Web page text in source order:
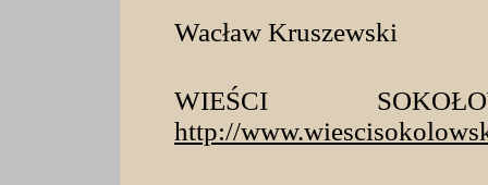
Wacław Kruszewski
WIEŚCI
http://